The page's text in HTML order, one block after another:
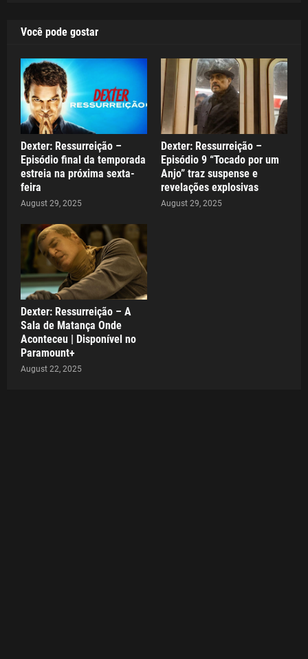
Você pode gostar
Dexter: Ressurreição –
Episódio final da temporada
estreia na próxima sexta-
feira
August 29, 2025
Dexter: Ressurreição –
Episódio 9 “Tocado por um
Anjo” traz suspense e
revelações explosivas
August 29, 2025
Dexter: Ressurreição – A
Sala de Matança Onde
Aconteceu | Disponível no
Paramount+
August 22, 2025